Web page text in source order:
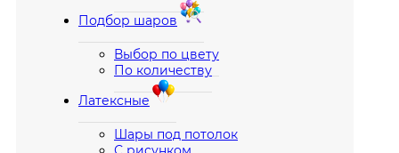
Подбор шаров
Выбор по цвету
По количеству
Латексные
Шары под потолок